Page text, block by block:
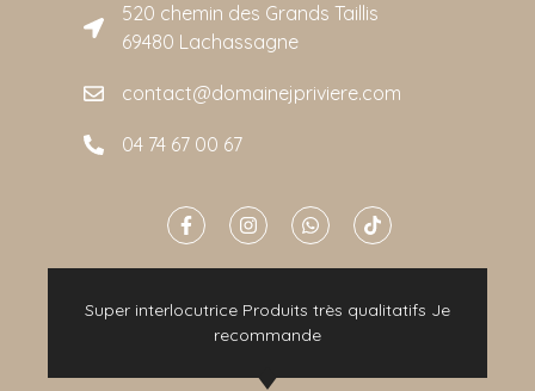
520 chemin des Grands Taillis
69480 Lachassagne
contact@domainejpriviere.com
04 74 67 00 67
Super interlocutrice Produits très qualitatifs Je
recommande